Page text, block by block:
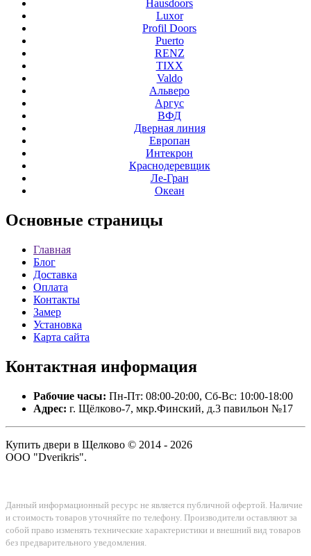
Hausdoors
Luxor
Profil Doors
Puerto
RENZ
TIXX
Valdo
Альверо
Аргус
ВФД
Дверная линия
Европан
Интекрон
Краснодеревщик
Ле-Гран
Океан
Основные страницы
Главная
Блог
Доставка
Оплата
Контакты
Замер
Установка
Карта сайта
Контактная информация
Рабочие часы: Пн-Пт: 08:00-20:00, Сб-Вс: 10:00-18:00
Адрес: г. Щёлково-7, мкр.Финский, д.3 павильон №17
Купить двери в Щелково © 2014 - 2026
ООО "Dverikris".
Данный информационный ресурс не является публичной офертой. Наличие
и стоимость товаров уточняйте по телефону. Производители оставляют за
собой право изменять технические характеристики и внешний вид товаров
без предварительного уведомления.